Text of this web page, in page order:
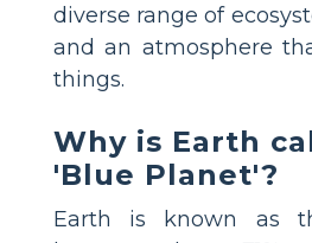
diverse range of
and an atmosphere
things.
Why is Earth
'Blue Planet'?
Earth is known as